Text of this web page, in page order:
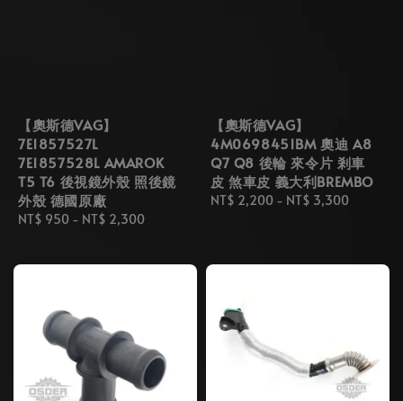
【奧斯德VAG】
7E1857527L
7E1857528L AMAROK
T5 T6 後視鏡外殼 照後鏡
外殼 德國原廠
Regular
NT$ 950 - NT$ 2,300
【奧斯德VAG】
4M0698451BM 奧迪 A8
Q7 Q8 後輪 來令片 剎車
皮 煞車皮 義大利BREMBO
Regular
NT$ 2,200 - NT$ 3,300